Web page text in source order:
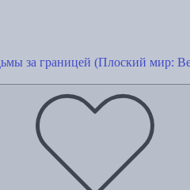
за границей (Плоский мир: